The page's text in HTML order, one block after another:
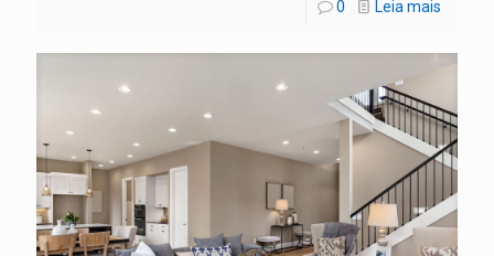
0 Leia mais